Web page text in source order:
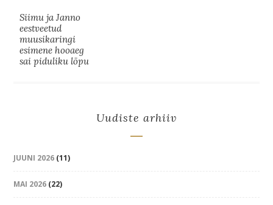
Siimu ja Janno
eestveetud
muusikaringi
esimene hooaeg
sai piduliku lõpu
Uudiste arhiiv
JUUNI 2026 (11)
MAI 2026 (22)